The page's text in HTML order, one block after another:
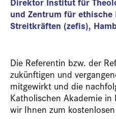
und Zentrum für ethische
Streitkräften (zefis),
Die Referentin bzw. der
zukünftigen und
mitgewirkt und die
Katholischen Akademie in
wir Ihnen zum